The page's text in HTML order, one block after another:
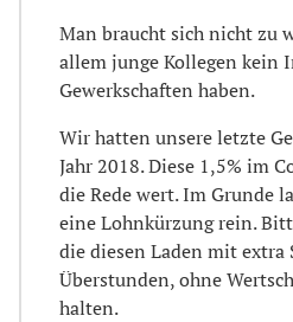
Man braucht sich nicht zu
allem junge Kollegen kein
Gewerkschaften haben.
Wir hatten unsere letzte
Jahr 2018. Diese 1,5% im
die Rede wert. Im Grunde
eine Lohnkürzung rein.
die diesen Laden mit extra
Überstunden, ohne
halten.